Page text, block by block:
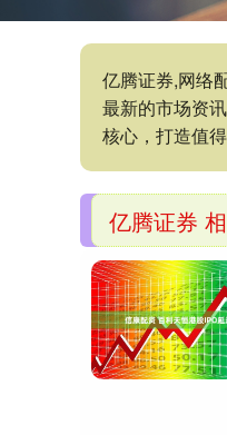
亿腾证券,网络
最新的市场资
核心，打造值
亿腾证券